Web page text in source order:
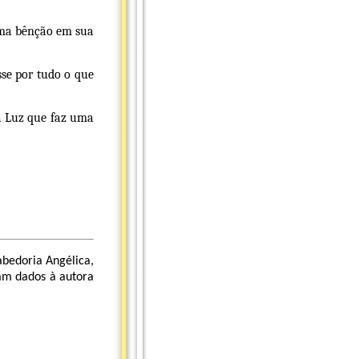
bênção em sua
por tudo o que
Luz que faz uma
Angélica,
dados à autora